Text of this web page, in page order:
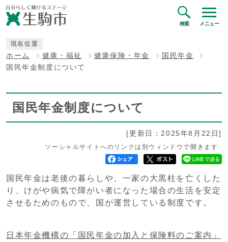
検索 メニュー
現在位置
ホーム 健康・福祉 健康保険・年金
国民年金
国民年金制度について
国民年金制度について
[更新日：2025年8月22日]
ソーシャルサイトへのリンクは別ウィンドウで開きます
国民年金は老後の暮らしや、一家の大黒柱を亡くした
り、けがや病気で障がい者になった場合の生活を安定
させるためのもので、国が運営している制度です。
日本年金機構の「国民年金の加入と保険料のご案内」